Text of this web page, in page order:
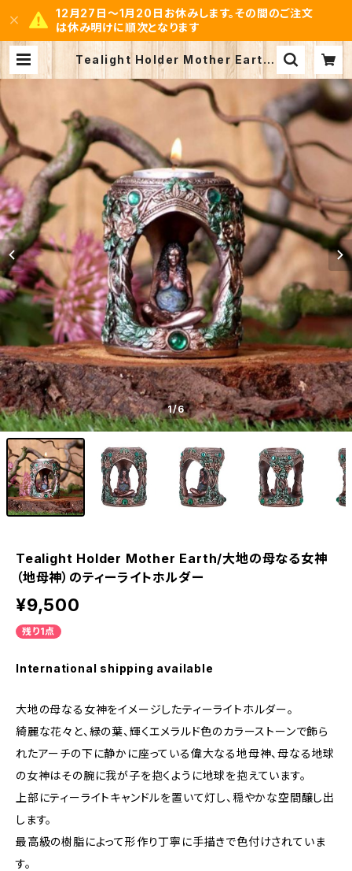
12月27日～1月20日お休みします。その間のご注文
は休み明けに順次となります
Tealight Holder Mother Earth/
大地の母なる女神（地母神）のティー
ライトホルダー | Nanna Satcha
Select by Mystic Space Noah
1/6
Tealight Holder Mother Earth/大地の母なる女神
（地母神）のティーライトホルダー
¥9,500
残り1点
International shipping available
大地の母なる女神をイメージしたティーライトホルダー。
綺麗な花々と、緑の葉、輝くエメラルド色のカラーストーンで飾ら
れたアーチの下に静かに座っている偉大なる地母神、母なる地球
の女神はその腕に我が子を抱くように地球を抱えています。
上部にティーライトキャンドルを置いて灯し、穏やかな空間醸し出
します。
最高級の樹脂によって形作り丁寧に手描きで色付けされていま
す。